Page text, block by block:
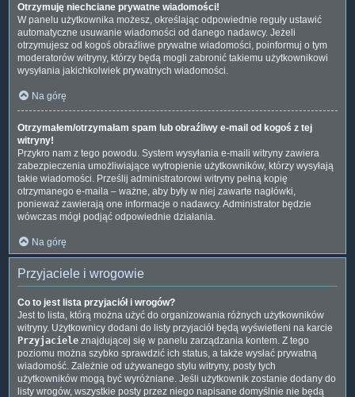
Otrzymuję niechciane prywatne wiadomości!
W panelu użytkownika możesz, określając odpowiednie reguły ustawić
automatyczne usuwanie wiadomości od danego nadawcy. Jeżeli
otrzymujesz od kogoś obraźliwe prywatne wiadomości, poinformuj o tym
moderatorów witryny, którzy będą mogli zabronić takiemu użytkownikowi
wysyłania jakichkolwiek prywatnych wiadomości.
Na górę
Otrzymałem/otrzymałam spam lub obraźliwy e-mail od kogoś z tej
witryny!
Przykro nam z tego powodu. System wysyłania e-maili witryny zawiera
zabezpieczenia umożliwiające wytropienie użytkowników, którzy wysyłają
takie wiadomości. Prześlij administratorowi witryny pełną kopię
otrzymanego e-maila – ważne, aby były w niej zawarte nagłówki,
ponieważ zawierają one informacje o nadawcy. Administrator będzie
wówczas mógł podjąć odpowiednie działania.
Na górę
Przyjaciele i wrogowie
Co to jest lista przyjaciół i wrogów?
Jest to lista, którą można użyć do organizowania różnych użytkowników
witryny. Użytkownicy dodani do listy przyjaciół będą wyświetleni na karcie
Przyjaciele znajdującej się w panelu zarządzania kontem. Z tego
poziomu można szybko sprawdzić ich status, a także wysłać prywatną
wiadomość. Zależnie od używanego stylu witryny, posty tych
użytkowników mogą być wyróżniane. Jeśli użytkownik zostanie dodany do
listy wrogów, wszystkie posty przez niego napisane domyślnie nie będą